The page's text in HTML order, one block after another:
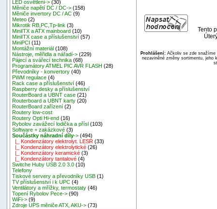
LED osvětlení-> (30)
Měniče napětí DC / DC-> (158)
Měniče invertory DC / AC (9)
Meteo (2)
Mikrotik RB,PC,Tp-link (3)
MiniITX a ATX mainboard (10)
MiniITX case a příslušenství (57)
MiniPCI (11)
Montážní materiál (108)
Nástroje, měřidla a nářadí-> (229)
Pájecí a svářecí technika (68)
Programátory ATMEL PIC AVR FLASH (28)
Převodníky - konvertory (40)
PWM regulace (4)
Rack case a příslušenství (46)
Raspberry desky a příslušenství
RouterBoard a UBNT case (21)
Routerboard a UBNT karty (20)
RouterBoard zařízení (2)
Routery low-cost
Routery Opti Hi-end (16)
Rybolov zavážecí lodička a přísl (103)
Software + zakázkové (3)
Součástky náhradní díly-> (494)
|_ Kondenzátory elektrolyt. LESR (33)
|_ Kondenzátory elektrolytické (26)
|_ Kondenzátory keramické (3)
|_ Kondenzátory tantalové (4)
Switche Huby USB 2.0 3.0 (10)
Telefony
Tiskové servery a převodníky USB (1)
TV příslušenství i k UPC (4)
Ventilátory a mřížky, termostaty (46)
Topení Rybolov Pece-> (90)
WiFi-> (9)
Zdroje UPS měniče ATX, AKU-> (73)
Tento
Prohlášení:Ačkoliv se zde snažíme
nezaviněné změny sortimentu, jeho